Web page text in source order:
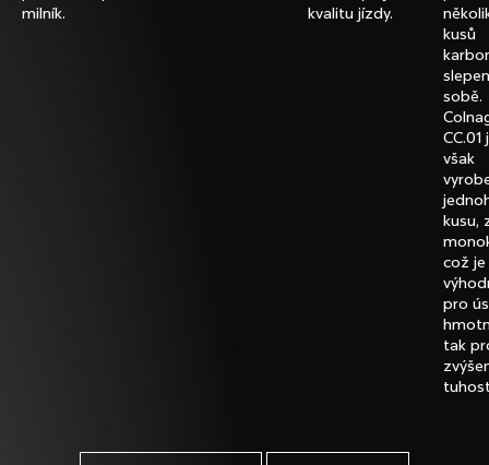
milník.
kvalitu jízdy.
kusů
sobě.
CC.01
však
kusu,
což je
pro
tak